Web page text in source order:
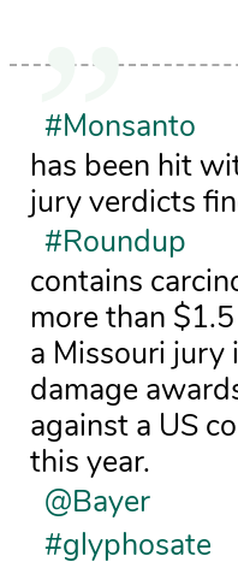
#Monsanto
has been hit
jury verdicts
#Roundup
contains
more than
a Missouri jury
damage
against a US
this year.
@Bayer
#glyphosate